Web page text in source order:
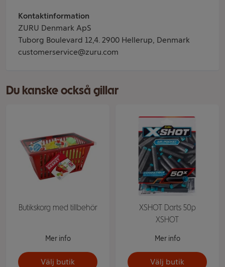
Kontaktinformation
ZURU Denmark ApS
Tuborg Boulevard 12,4. 2900 Hellerup, Denmark
customerservice@zuru.com
Du kanske också gillar
Butikskorg med tillbehör
Mer info
Välj butik
XSHOT Darts 50p
XSHOT
Mer info
Välj butik